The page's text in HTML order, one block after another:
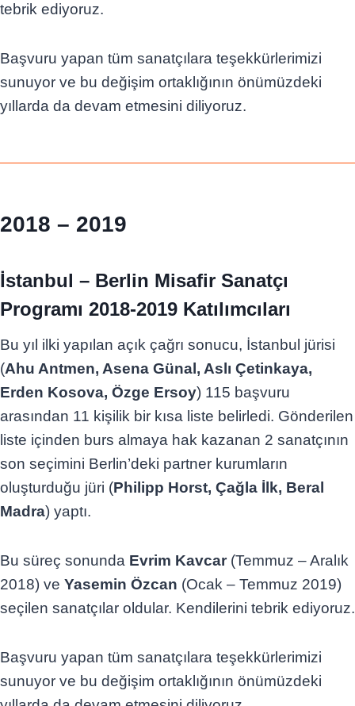
tebrik ediyoruz.
Başvuru yapan tüm sanatçılara teşekkürlerimizi
sunuyor ve bu değişim ortaklığının önümüzdeki
yıllarda da devam etmesini diliyoruz.
2018 – 2019
İstanbul – Berlin Misafir Sanatçı
Programı 2018-2019 Katılımcıları
Bu yıl ilki yapılan açık çağrı sonucu, İstanbul jürisi
(Ahu Antmen, Asena Günal, Aslı Çetinkaya,
Erden Kosova, Özge Ersoy) 115 başvuru
arasından 11 kişilik bir kısa liste belirledi. Gönderilen
liste içinden burs almaya hak kazanan 2 sanatçının
son seçimini Berlin’deki partner kurumların
oluşturduğu jüri (Philipp Horst, Çağla İlk, Beral
Madra) yaptı.
Bu süreç sonunda Evrim Kavcar (Temmuz – Aralık
2018) ve Yasemin Özcan (Ocak – Temmuz 2019)
seçilen sanatçılar oldular. Kendilerini tebrik ediyoruz.
Başvuru yapan tüm sanatçılara teşekkürlerimizi
sunuyor ve bu değişim ortaklığının önümüzdeki